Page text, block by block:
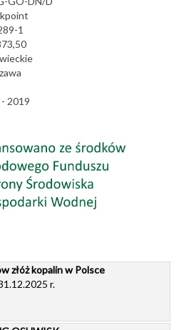
1
2019
złóż kopalin w Polsce
r.